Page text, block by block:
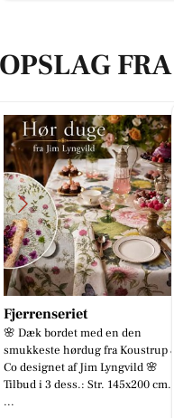
OPSLAG
Byens optik
Vi har briller til enhver smag! 🙌 Vi
håndplukker selv alle vores stel og
solbriller og guider dig til at finde
den helt rigt...